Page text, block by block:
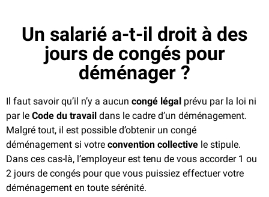
Un salarié a-t-il droit à des
jours de congés pour
déménager ?
Il faut savoir qu’il n’y a aucun congé légal prévu par la loi ni
par le Code du travail dans le cadre d’un déménagement.
Malgré tout, il est possible d’obtenir un congé
déménagement si votre convention collective le stipule.
Dans ces cas-là, l’employeur est tenu de vous accorder 1 ou
2 jours de congés pour que vous puissiez effectuer votre
déménagement en toute sérénité.